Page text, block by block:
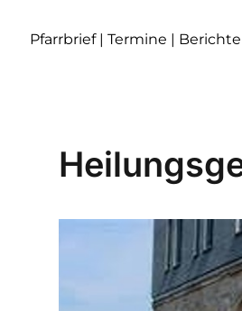
Pfarrbrief | Termine | Berichte